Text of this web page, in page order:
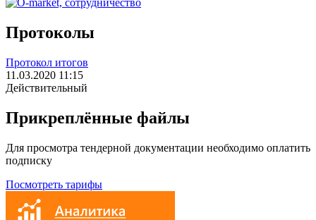
Протоколы
Протокол итогов
11.03.2020 11:15
Действительный
Прикреплённые файлы
Для просмотра тендерной документации необходимо оплатить
подписку
Посмотреть тарифы